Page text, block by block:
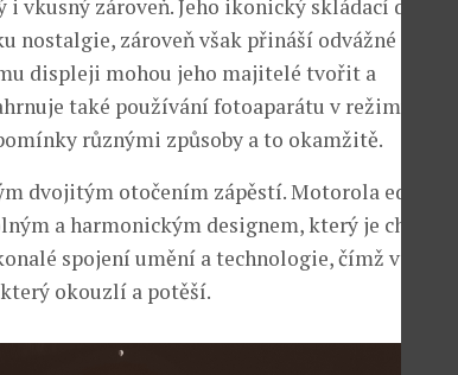
vkusný zároveň. Jeho ikonický skládací design
nostalgie, zároveň však přináší odvážné
displeji mohou jeho majitelé tvořit a
také používání fotoaparátu v režimu Flex
různými způsoby a to okamžitě.
dvojitým otočením zápěstí. Motorola edge 50
a harmonickým designem, který je chráněný
spojení umění a technologie, čímž vytváří
okouzlí a potěší.